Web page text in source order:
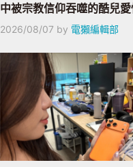
中被宗教信仰吞噬的酷兒愛
2026/08/07 by 電獺編輯部